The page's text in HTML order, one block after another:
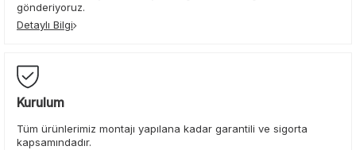
gönderiyoruz.
Detaylı Bilgi
Kurulum
Tüm ürünlerimiz montajı yapılana kadar garantili ve sigorta
kapsamındadır.